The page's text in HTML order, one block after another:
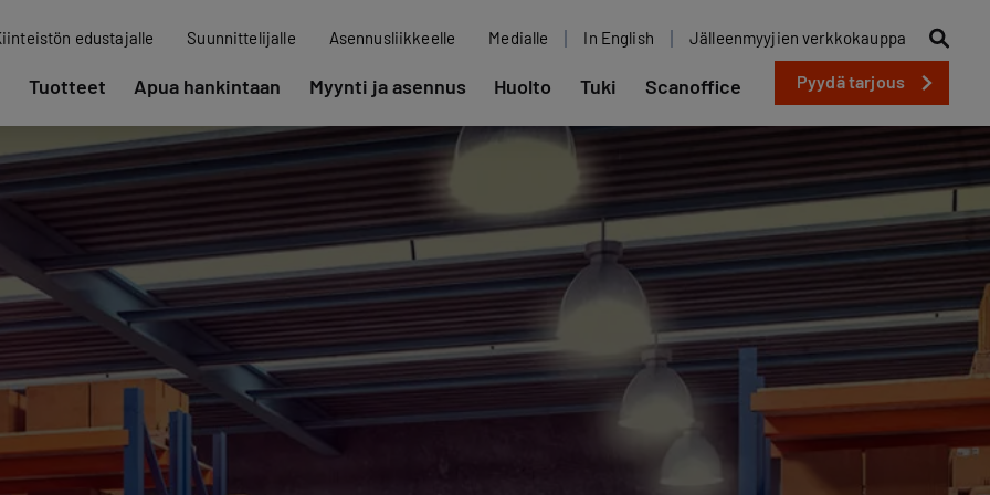
edustajalle Suunnittelijalle Asennusliikkeelle Medialle In English Jälleenmyyjien verkkokauppa
Tuotteet Apua hankintaan Myynti ja asennus Huolto Tuki Scanoffice Pyydä tarjous